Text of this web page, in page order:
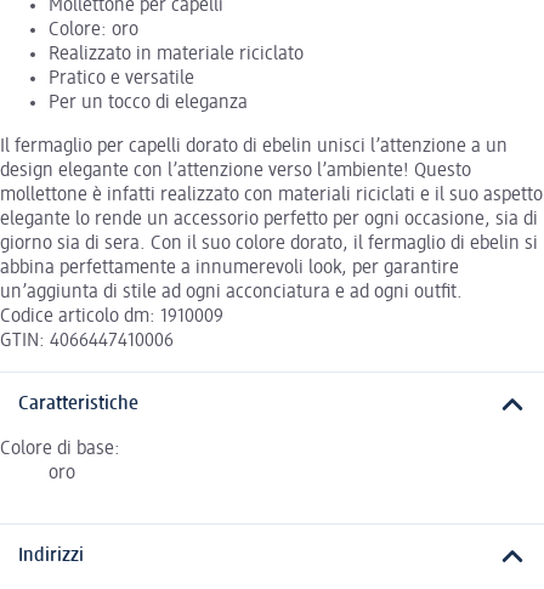
Mollettone per capelli
Colore: oro
Realizzato in materiale riciclato
Pratico e versatile
Per un tocco di eleganza
Il fermaglio per capelli dorato di ebelin unisci l’attenzione a un
design elegante con l’attenzione verso l’ambiente! Questo
mollettone è infatti realizzato con materiali riciclati e il suo aspetto
elegante lo rende un accessorio perfetto per ogni occasione, sia di
giorno sia di sera. Con il suo colore dorato, il fermaglio di ebelin si
abbina perfettamente a innumerevoli look, per garantire
un’aggiunta di stile ad ogni acconciatura e ad ogni outfit.
Codice articolo dm: 1910009
GTIN: 4066447410006
Caratteristiche
Colore di base:
oro
Indirizzi